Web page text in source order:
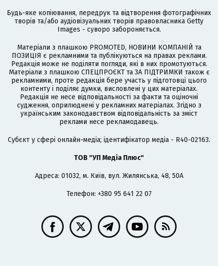
Будь-яке копіювання, передрук та відтворення фотографічних
творів та/або аудіовізуальних творів правовласника Getty
Images - суворо забороняється.
Матеріали з плашкою PROMOTED, НОВИНИ КОМПАНІЙ та
ПОЗИЦІЯ є рекламними та публікуються на правах реклами.
Редакція може не поділяти погляди, які в них промотуються.
Матеріали з плашкою СПЕЦПРОЄКТ та ЗА ПІДТРИМКИ також є
рекламними, проте редакція бере участь у підготовці цього
контенту і поділяє думки, висловлені у цих матеріалах.
Редакція не несе відповідальності за факти та оціночні
судження, оприлюднені у рекламних матеріалах. Згідно з
українським законодавством відповідальність за зміст
реклами несе рекламодавець.
Cубєкт у сфері онлайн-медіа; ідентифікатор медіа - R40-02163.
ТОВ "УП Медіа Плюс"
Адреса: 01032, м. Київ, вул. Жилянська, 48, 50А
Телефон: +380 95 641 22 07